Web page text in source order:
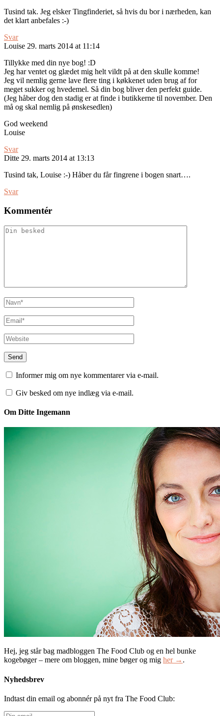
Tusind tak. Jeg elsker Tingfinderiet, så hvis du bor i nærheden, kan
det klart anbefales :-)
Svar
Louise 29. marts 2014 at 11:14
Tillykke med din nye bog! :D
Jeg har ventet og glædet mig helt vildt på at den skulle komme!
Jeg vil nemlig gerne lave flere ting i køkkenet uden brug af for
meget sukker og hvedemel. Så din bog bliver den perfekt guide.
(Jeg håber dog den stadig er at finde i butikkerne til november. Den
må og skal nemlig på ønskesedlen)
God weekend
Louise
Svar
Ditte 29. marts 2014 at 13:13
Tusind tak, Louise :-) Håber du får fingrene i bogen snart….
Svar
Kommentér
Informer mig om nye kommentarer via e-mail.
Giv besked om nye indlæg via e-mail.
Om Ditte Ingemann
Hej, jeg står bag madbloggen The Food Club og en hel bunke
kogebøger – mere om bloggen, mine bøger og mig her → .
Nyhedsbrev
Indtast din email og abonnér på nyt fra The Food Club: